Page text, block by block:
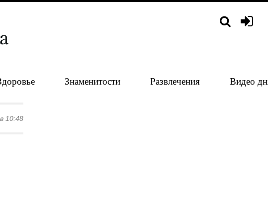
Знаменитости Развлечения Видео
10:48